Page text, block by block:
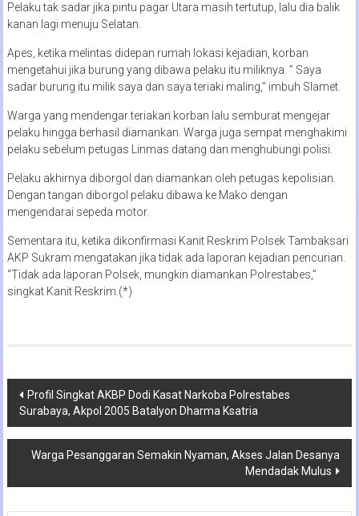
Pelaku tak sadar jika pintu pagar Utara masih tertutup, lalu dia balik
kanan lagi menuju Selatan.
Apes, ketika melintas didepan rumah lokasi kejadian, korban
mengetahui jika burung yang dibawa pelaku itu miliknya. ” Saya
sadar burung itu milik saya dan saya teriaki maling,” imbuh Slamet.
Warga yang mendengar teriakan korban lalu semburat mengejar
pelaku hingga berhasil diamankan. Warga juga sempat menghakimi
pelaku sebelum petugas Linmas datang dan menghubungi polisi.
Pelaku akhirnya diborgol dan diamankan oleh petugas kepolisian.
Dengan tangan diborgol pelaku dibawa ke Mako dengan
mengendarai sepeda motor.
Sementara itu, ketika dikonfirmasi Kanit Reskrim Polsek Tambaksari
AKP Sukram mengatakan jika tidak ada laporan kejadian pencurian.
“Tidak ada laporan Polsek, mungkin diamankan Polrestabes,”
singkat Kanit Reskrim.(*)
Navigasi
pos
Profil Singkat AKBP Dodi Kasat Narkoba Polrestabes
Surabaya, Akpol 2005 Batalyon Dharma Ksatria
Warga Pesanggaran Semakin Nyaman, Akses Jalan Desanya
Mendadak Mulus